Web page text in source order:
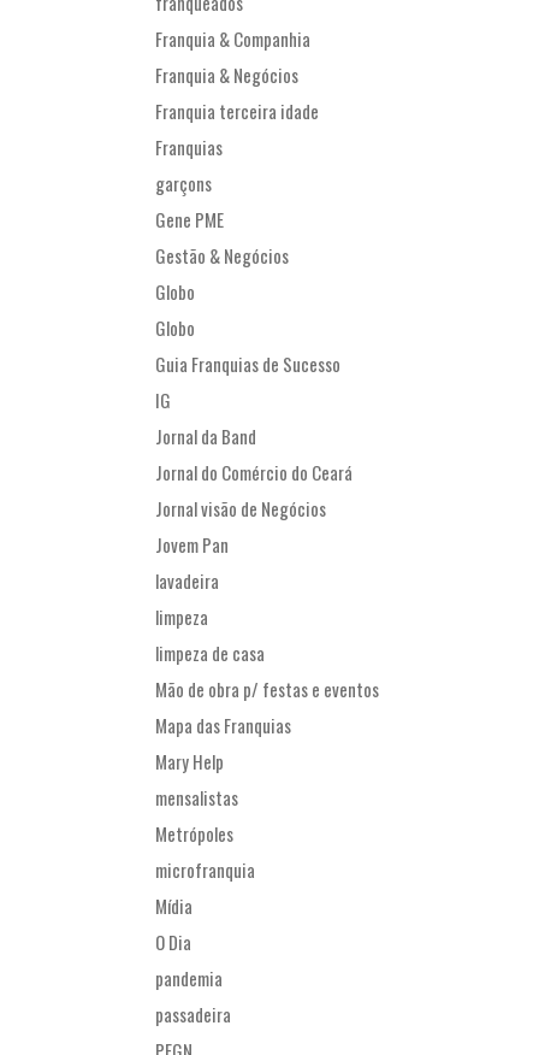
Franquia & Companhia
Franquia & Negócios
Franquia terceira idade
Franquias
garçons
Gene PME
Gestão & Negócios
Globo
Globo
Guia Franquias de Sucesso
IG
Jornal da Band
Jornal do Comércio do Ceará
Jornal visão de Negócios
Jovem Pan
lavadeira
limpeza
limpeza de casa
Mão de obra p/ festas e eventos
Mapa das Franquias
Mary Help
mensalistas
Metrópoles
microfranquia
Mídia
O Dia
pandemia
passadeira
PEGN